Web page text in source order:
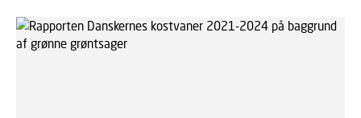
kostvaner, herunder hvor godt vi lever op til De officielle
Kostråd.